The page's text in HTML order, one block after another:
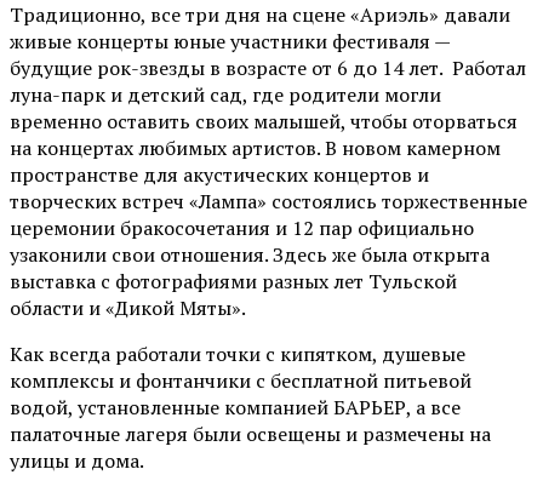
Традиционно, все три дня на сцене«Ариэль» давали
живые концерты юные участники фестиваля —
будущие рок-звезды в возрасте от 6 до 14 лет. Работал
луна-парк и детский сад, где родители могли
временно оставить своих малышей, чтобы оторваться
на концертах любимых артистов. В новом камерном
пространстве для акустических концертов и
творческих встреч «Лампа» состоялись торжественные
церемонии бракосочетания и 12 пар официально
узаконили свои отношения. Здесь же была открыта
выставка с фотографиями разных лет Тульской
области и «Дикой Мяты».
Как всегда работали точки с кипятком, душевые
комплексы и фонтанчики с бесплатной питьевой
водой, установленные компанией БАРЬЕР, а все
палаточные лагеря были освещены и размечены на
улицы и дома.